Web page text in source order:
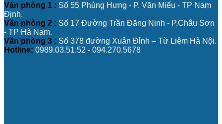
Văn phòng 1 : Số 55 Phùng Hưng - P. Văn Miếu - TP Nam
Định.
Văn phòng 2 : Số 17 Đường Trần Đăng Ninh - P.Châu Sơn
- TP Hà Nam.
Văn phòng 3 : Số 378 đường Xuân Đỉnh – Từ Liêm Hà Nội.
Hotline: 0989.03.51.52 - 094.270.5678